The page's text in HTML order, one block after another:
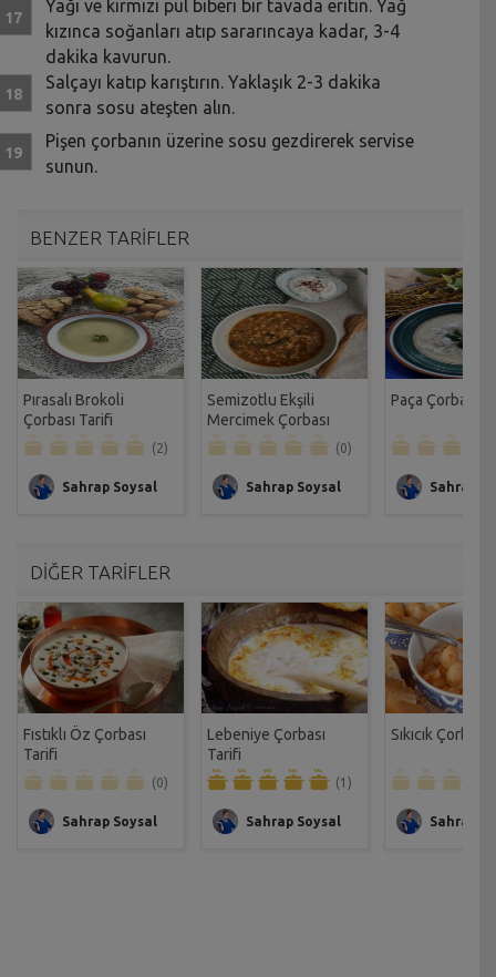
Yağı ve kırmızı pul biberi bir tavada eritin. Yağ
kızınca soğanları atıp sararıncaya kadar, 3-4
dakika kavurun.
Salçayı katıp karıştırın. Yaklaşık 2-3 dakika
sonra sosu ateşten alın.
Pişen çorbanın üzerine sosu gezdirerek servise
sunun.
BENZER TARİFLER
Pırasalı Brokoli
Çorbası Tarifi
(2)
Sahrap Soysal
Semizotlu Ekşili
Mercimek Çorbası
Tarifi
(0)
Sahrap Soysal
Paça Çorbası
Sahrap
DİĞER TARİFLER
Fıstıklı Öz Çorbası
Tarifi
(0)
Sahrap Soysal
Lebeniye Çorbası
Tarifi
(1)
Sahrap Soysal
Sıkıcık Çorbası
Sahrap